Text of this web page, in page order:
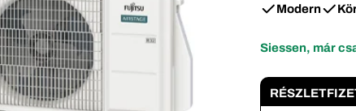
Nyissa meg a 1
Modern
Siessen, már